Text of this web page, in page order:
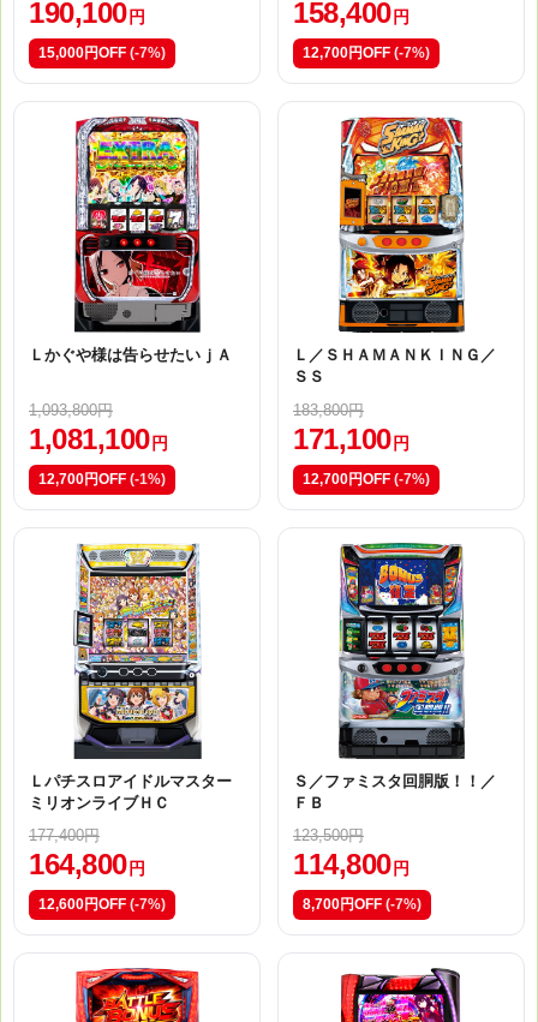
190,100 円
15,000円OFF (-7%)
158,400 円
12,700円OFF (-7%)
Ｌかぐや様は告らせたいｊＡ
1,093,800円
1,081,100円
12,700円OFF (-1%)
Ｌ／ＳＨＡＭＡＮＫＩＮＧ／
ＳＳ
183,800円
171,100円
12,700円OFF (-7%)
Ｌパチスロアイドルマスター
ミリオンライブＨＣ
177,400円
164,800 円
12,600円OFF (-7%)
Ｓ／ファミスタ回胴版！！／
ＦＢ
123,500円
114,800 円
8,700円OFF (-7%)